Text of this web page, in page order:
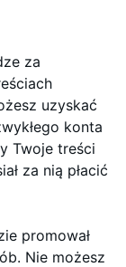
za
uzyskać
konta
Twoje treści
za nią płacić
promował
Nie możesz